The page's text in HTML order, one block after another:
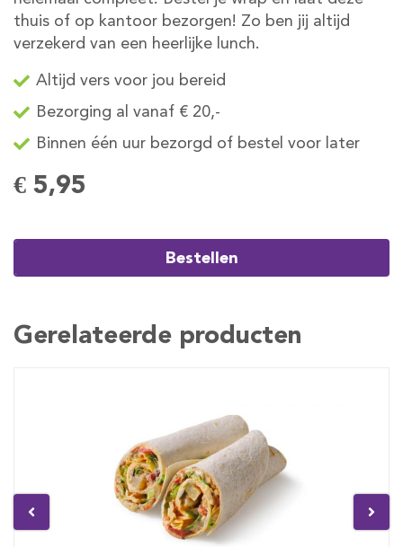
thuis of op kantoor bezorgen! Zo ben jij altijd
verzekerd van een heerlijke lunch.
Altijd vers voor jou bereid
Bezorging al vanaf € 20,-
Binnen één uur bezorgd of bestel voor later
€ 5,95
Bestellen
Gerelateerde producten